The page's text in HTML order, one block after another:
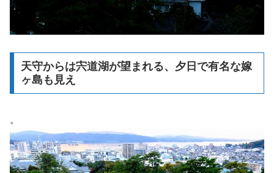
天守からは宍道湖が望まれる、夕日で有名な嫁
ヶ島も見え
。